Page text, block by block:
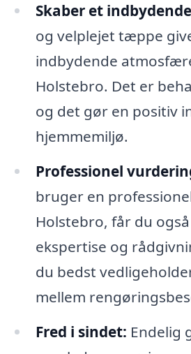
Skaber et
og velplejet tæppe
indbydende
Holstebro. Det er
og det gør en positiv
hjemmemiljø.
Professionel
bruger en
Holstebro, får du
ekspertise og
du bedst
mellem
Fred i sindet: Endelig